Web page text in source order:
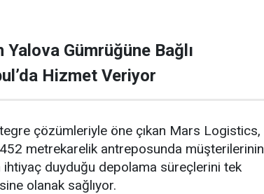
Gümrüğüne Bağlı
Hizmet Veriyor
çözümleriyle öne çıkan Mars Logistics,
metrekarelik antreposunda müşterilerinin
ihtiyaç duyduğu depolama süreçlerini tek
olanak sağlıyor.